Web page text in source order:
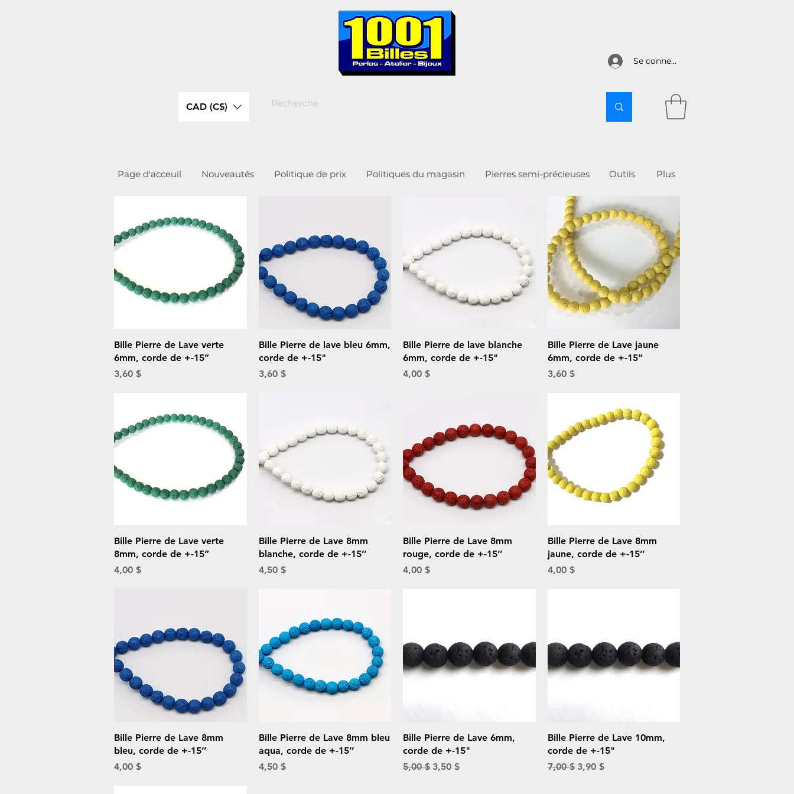
Se connecter
CAD (C$)
Page d'acceuil Nouveautés Politique de prix Politiques du magasin Pierres semi-précieuses Outils More
Aperçu rapide
Bille Pierre de Lave verte
6mm, corde de +-15”
Prix
3,60 $
Aperçu rapide
Bille Pierre de lave bleu 6mm,
corde de +-15"
Prix
3,60 $
Aperçu rapide
Bille Pierre de lave blanche
6mm, corde de +-15"
Prix
4,00 $
Aperçu rapide
Bille Pierre de Lave jaune
6mm, corde de +-15”
Prix
3,60 $
Aperçu rapide
Bille Pierre de Lave verte
8mm, corde de +-15”
Prix
4,00 $
Aperçu rapide
Bille Pierre de Lave 8mm
blanche, corde de +-15’’
Prix
4,50 $
Aperçu rapide
Bille Pierre de Lave 8mm
rouge, corde de +-15’’
Prix
4,00 $
Aperçu rapide
Bille Pierre de Lave 8mm
jaune, corde de +-15’’
Prix
4,00 $
Aperçu rapide
Bille Pierre de Lave 8mm
bleu, corde de +-15’’
Prix
4,00 $
Aperçu rapide
Bille Pierre de Lave 8mm bleu
aqua, corde de +-15’’
Prix
4,50 $
Aperçu rapide
Bille Pierre de Lave 6mm,
corde de +-15"
Prix original
5,00 $ Prix promotionnel
3,50 $
Aperçu rapide
Bille Pierre de Lave 10mm,
corde de +-15"
Prix original
7,00 $ Prix promotionnel
3,90 $